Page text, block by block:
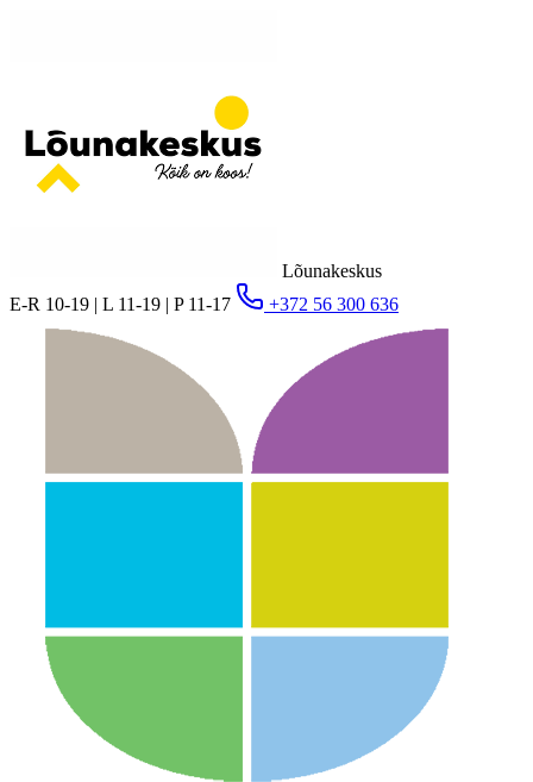
Lõunakeskus
E-R 10-19 | L 11-19 | P 11-17
+372 56 300 636